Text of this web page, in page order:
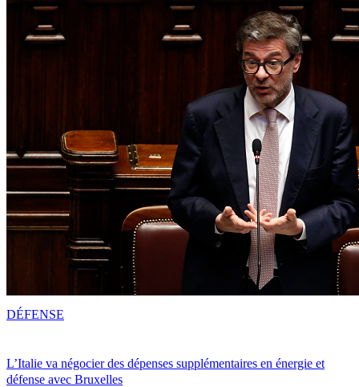
L’Italie va négocier des dépenses supplémentaires en énergie et
défense avec Bruxelles
DÉFENSE